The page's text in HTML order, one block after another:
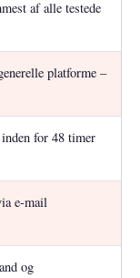
af alle testede
platforme –
for 48 timer
e-mail
og